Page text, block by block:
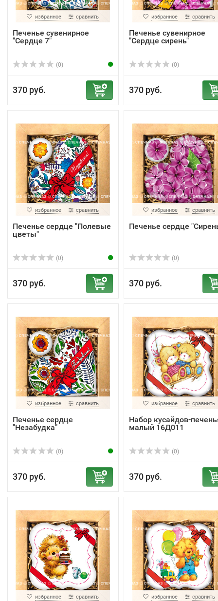
избранное сравнить
Печенье сувенирное
"Сердце 7"
(0)
370 руб.
избранное сравнить
Печенье сувенирное
"Сердце сирень"
(0)
370 руб.
избранное сравнить
Печенье сердце "Полевые
цветы"
(0)
370 руб.
избранное сравнить
Печенье сердце
(0)
370 руб.
избранное сравнить
Печенье сердце
"Незабудка"
(0)
370 руб.
избранное сравнить
Набор кусайдов-
малый 16Д011
(0)
370 руб.
избранное сравнить избранное сравнить